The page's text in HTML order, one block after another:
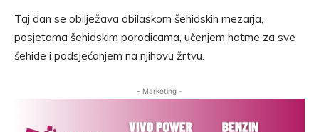
Taj dan se obilježava obilaskom šehidskih mezarja,
posjetama šehidskim porodicama, učenjem hatme za sve
šehide i podsjećanjem na njihovu žrtvu.
- Marketing -